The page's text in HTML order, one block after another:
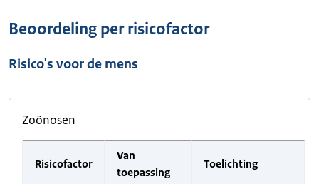
Beoordeling per risicofactor
Risico's voor de mens
Zoönosen
Risicofactor
Van
toepassing
Toelichting